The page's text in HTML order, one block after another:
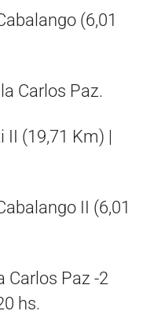
(6,01
Carlos Paz.
II (19,71 Km) |
II (6,01
Carlos Paz -2
hs.